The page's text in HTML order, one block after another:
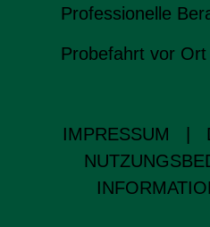
Professionelle
Probefahrt vor Ort
IMPRESSUM